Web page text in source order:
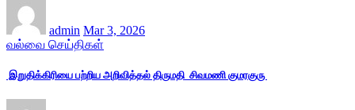
admin Mar 3, 2026
வல்வை செய்திகள்
இறுதிக்கிரியை பற்றிய அறிவித்தல் திருமதி சிவமணி குமரகுரு